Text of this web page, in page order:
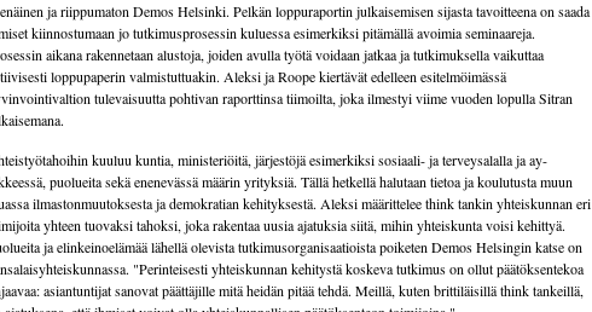
ja riippumaton Demos Helsinki. Pelkän loppuraportin julkaisemisen sijasta tavoitteena on saada
kiinnostumaan jo tutkimusprosessin kuluessa esimerkiksi pitämällä avoimia seminaareja.
aikana rakennetaan alustoja, joiden avulla työtä voidaan jatkaa ja tutkimuksella vaikuttaa
loppupaperin valmistuttuakin. Aleksi ja Roope kiertävät edelleen esitelmöimässä
tulevaisuutta pohtivan raporttinsa tiimoilta, joka ilmestyi viime vuoden lopulla Sitran
kuuluu kuntia, ministeriöitä, järjestöjä esimerkiksi sosiaali- ja terveysalalla ja ay-
puolueita sekä enenevässä määrin yrityksiä. Tällä hetkellä halutaan tietoa ja koulutusta muun
ilmastonmuutoksesta ja demokratian kehityksestä. Aleksi määrittelee think tankin yhteiskunnan eri
yhteen tuovaksi tahoksi, joka rakentaa uusia ajatuksia siitä, mihin yhteiskunta voisi kehittyä.
ja elinkeinoelämää lähellä olevista tutkimusorganisaatioista poiketen Demos Helsingin katse on
"Perinteisesti yhteiskunnan kehitystä koskeva tutkimus on ollut päätöksentekoa
asiantuntijat sanovat päättäjille mitä heidän pitää tehdä. Meillä, kuten brittiläisillä think tankeillä,